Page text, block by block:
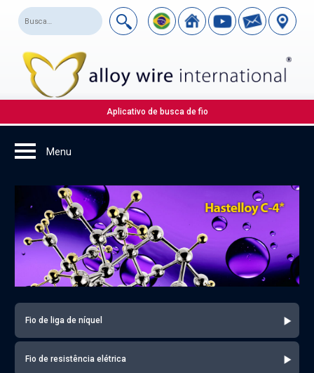
Aplicativo de busca de fio
Fio de liga de níquel
Fio de resistência elétrica